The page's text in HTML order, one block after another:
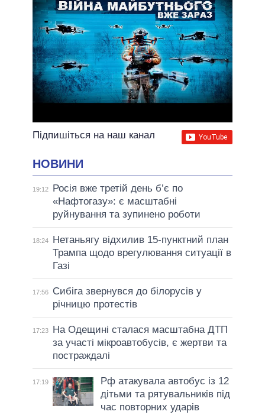
Підпишіться на наш канал
НОВИНИ
19:12
Росія вже третій день б’є по
«Нафтогазу»: є масштабні
руйнування та зупинено роботи
18:24
Нетаньягу відхилив 15-пунктний план
Трампа щодо врегулювання ситуації в
Газі
17:56
Сибіга звернувся до білорусів у
річницю протестів
17:23
На Одещині сталася масштабна ДТП
за участі мікроавтобусів, є жертви та
постраждалі
17:19
Рф атакувала автобус із 12
дітьми та рятувальників під
час повторних ударів